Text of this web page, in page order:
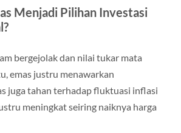
Menjadi Pilihan Investasi
bergejolak dan nilai tukar mata
emas justru menawarkan
juga tahan terhadap fluktuasi inflasi
meningkat seiring naiknya harga